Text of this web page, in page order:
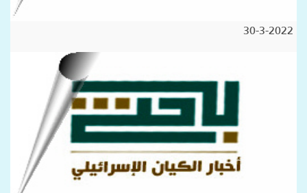
30-3-2022